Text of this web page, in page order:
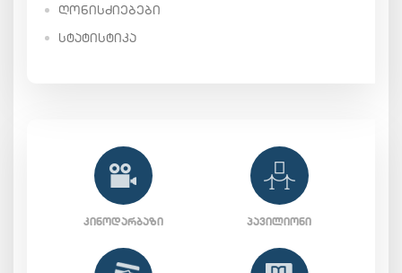
ᲦᲝᲜᲘᲡᲫᲘᲔᲑᲔᲑᲘ
ᲡᲢᲐᲢᲘᲡᲢᲘᲙᲐ
ᲙᲘᲜᲝᲓᲐᲠᲑᲐᲖᲘ ᲞᲐᲕᲘᲚᲘᲝᲜᲘ